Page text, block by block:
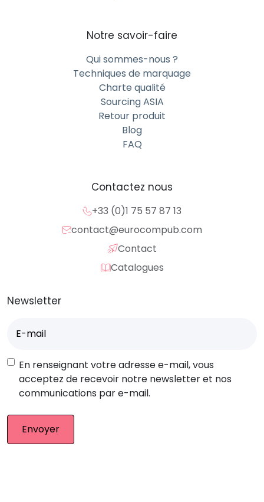
Notre savoir-faire
Qui sommes-nous ?
Techniques de marquage
Charte qualité
Sourcing ASIA
Retour produit
Blog
FAQ
Contactez nous
+33 (0)1 75 57 87 13
contact@eurocompub.com
Contact
Catalogues
Newsletter
mail(Nécessaire)
RGPD
En renseignant votre adresse e-mail, vous
acceptez de recevoir notre newsletter et nos
communications par e-mail.